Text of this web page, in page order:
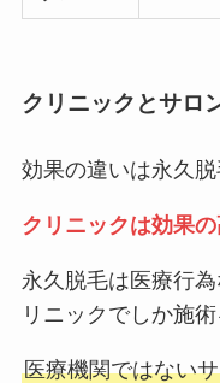
クリニックとサロ
効果の違いは永久脱
クリニックは効果
永久脱毛は医療行
リニックでしか施術
医療機関ではない